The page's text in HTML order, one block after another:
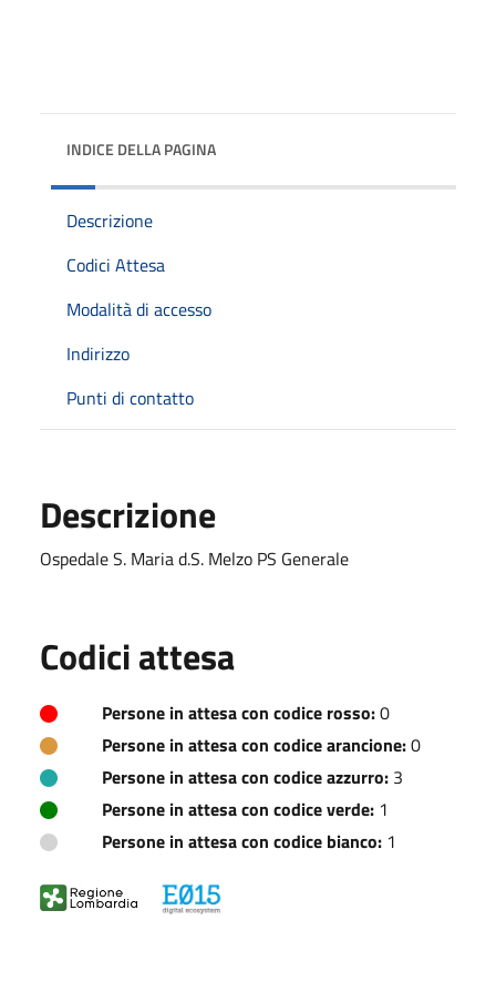
INDICE DELLA PAGINA
Descrizione
Codici Attesa
Modalità di accesso
Indirizzo
Punti di contatto
Descrizione
Ospedale S. Maria d.S. Melzo PS Generale
Codici attesa
Persone in attesa con codice rosso:0
Persone in attesa con codice arancione:0
Persone in attesa con codice azzurro: 3
Persone in attesa con codice verde: 1
Persone in attesa con codice bianco: 1